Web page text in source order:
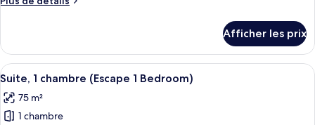
chambre :
chambre,
balcon
(W,
1
Bedroom)
Suite,
chambre,
(W,
Afficher les prix
Afficher
toutes
les
photos
Une chambre d’hôtel moderne
7
Suite, 1 chambre (Escape 1 Bedroom)
75 m²
1 chambre